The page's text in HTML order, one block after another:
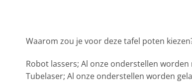
Waarom zou je voor deze tafel poten
Robot lassers; Al onze onderstellen
Tubelaser; Al onze onderstellen worden